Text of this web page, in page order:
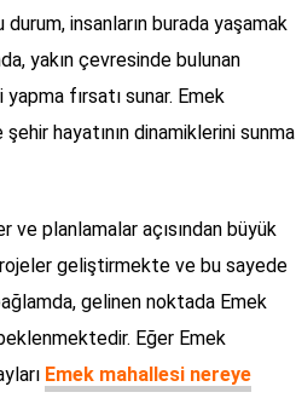
insanların burada yaşamak
yakın çevresinde bulunan
fırsatı sunar. Emek
hayatının dinamiklerini sunma
ve planlamalar açısından büyük
geliştirmekte ve bu sayede
gelinen noktada Emek
Eğer Emek
Emek mahallesi nereye